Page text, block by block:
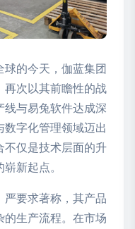
的今天，伽蓝集团
再次以其前瞻性的战
与易兔软件达成深
数字化管理领域迈出
不仅是技术层面的升
新起点。
要求著称，其产品
生产流程。在市场